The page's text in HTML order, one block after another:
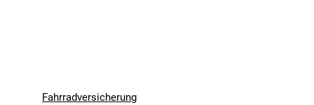
Fahrradversicherung